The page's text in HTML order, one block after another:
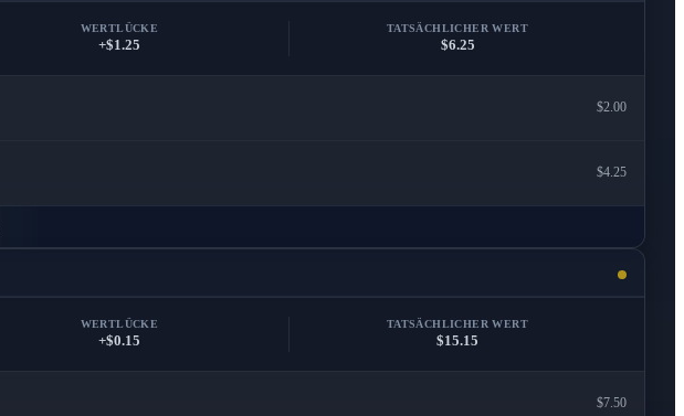
WERTLÜCKE
+$1.25
TATSÄCHLICHER WERT
$6.25
$2.00
$4.25
WERTLÜCKE
+$0.15
TATSÄCHLICHER WERT
$15.15
$7.50